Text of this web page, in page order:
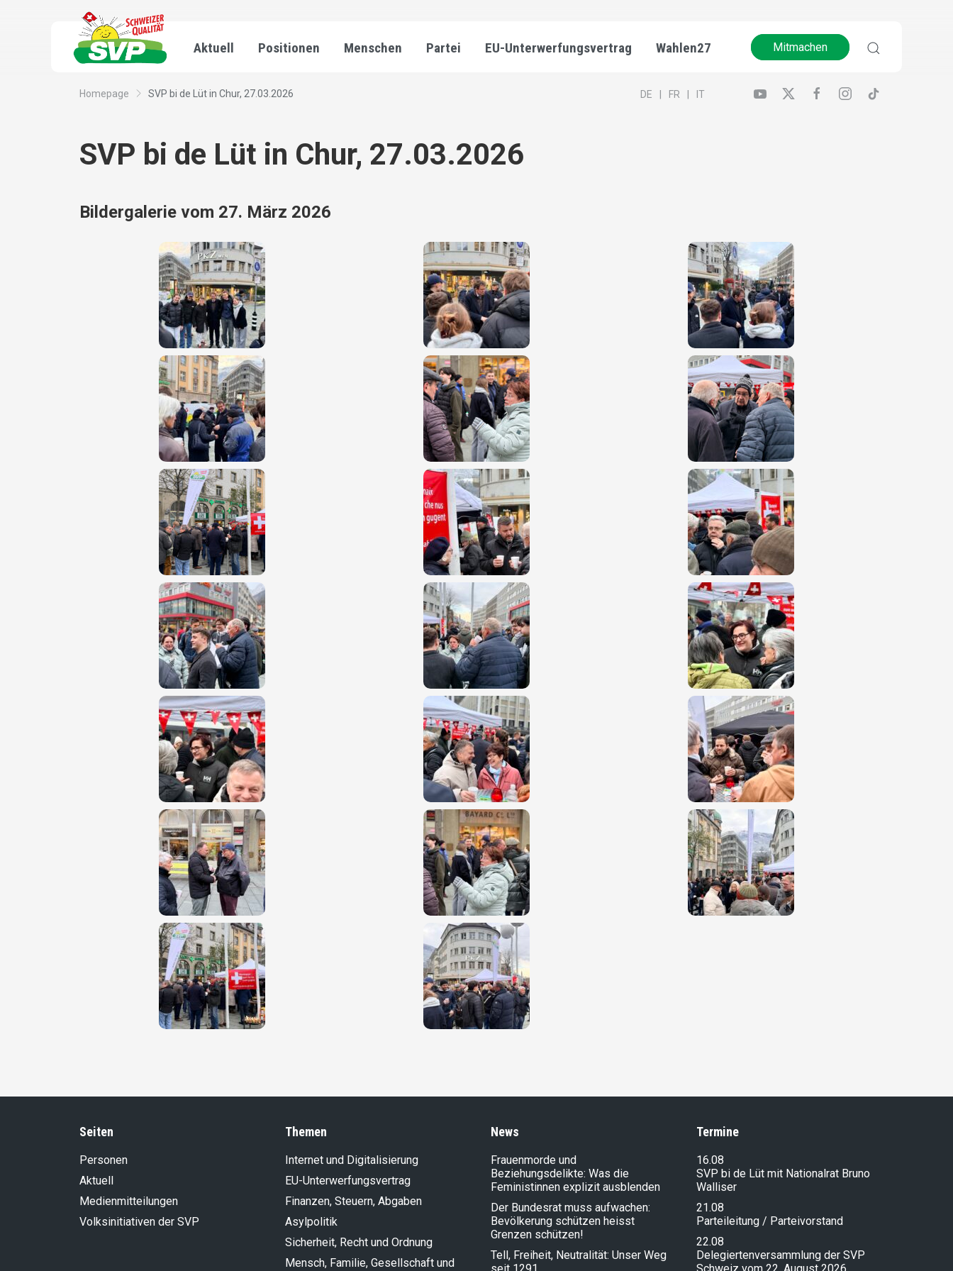
Aktuell Positionen Menschen Partei EU-Unterwerfungsvertrag Wahlen27 Mitmachen
Homepage SVP bi de Lüt in Chur, 27.03.2026 DE FR IT
SVP bi de Lüt in Chur, 27.03.2026
Bildergalerie vom 27. März 2026
Seiten
Personen
Aktuell
Medienmitteilungen
Volksinitiativen der SVP
Themen
Internet und Digitalisierung
EU-Unterwerfungsvertrag
Finanzen, Steuern, Abgaben
Asylpolitik
Sicherheit, Recht und Ordnung
Mensch, Familie, Gesellschaft und
News
Frauenmorde und
Beziehungsdelikte: Was die
Feministinnen explizit ausblenden
Der Bundesrat muss aufwachen:
Bevölkerung schützen heisst
Grenzen schützen!
Tell, Freiheit, Neutralität: Unser Weg
Termine
16.08
SVP bi de Lüt mit Nationalrat Bruno
Walliser
21.08
Parteileitung / Parteivorstand
22.08
Delegiertenversammlung der SVP